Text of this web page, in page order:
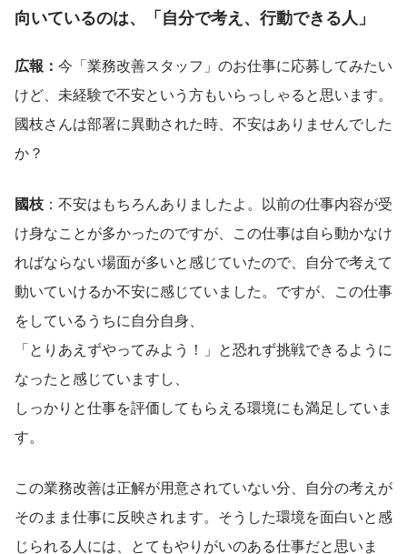
向いているのは、「自分で考え、行動できる人」
広報： 今「業務改善スタッフ」のお仕事に応募してみたい
けど、未経験で不安という方もいらっしゃると思います。
國枝さんは部署に異動された時、不安はありませんでした
か？
國枝 ：不安はもちろんありましたよ。以前の仕事内容が受
け身なことが多かったのですが、この仕事は自ら動かなけ
ればならない場面が多いと感じていたので、自分で考えて
動いていけるか不安に感じていました。ですが、この仕事
をしているうちに自分自身、
「とりあえずやってみよう！」と恐れず挑戦できるように
なったと感じていますし、
しっかりと仕事を評価してもらえる環境にも満足していま
す。
この業務改善は正解が用意されていない分、自分の考えが
そのまま仕事に反映されます。そうした環境を面白いと感
じられる人には、とてもやりがいのある仕事だと思いま